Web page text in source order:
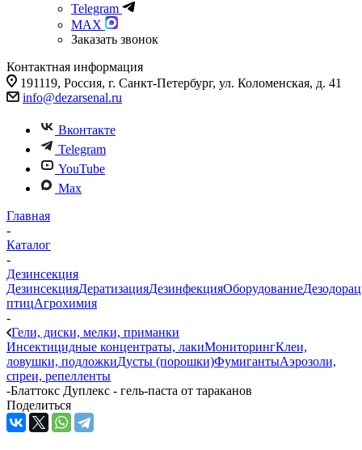
Telegram
MAX
Заказать звонок
Контактная информация
191119, Россия, г. Санкт-Петербург, ул. Коломенская, д. 41
info@dezarsenal.ru
Вконтакте
Telegram
YouTube
Max
Главная
-
Каталог
-
Дезинсекция
ДезинсекцияДератизацияДезинфекцияОборудование
птицАгрохимия
-
Гели, диски, мелки, приманки
Инсектицидные концентраты, лакиМониторингКлеи,
ловушки, подложкиДусты (порошки)ФумигантыАэрозоли,
спреи, репелленты
-Блаттокс Дуплекс - гель-паста от тараканов
Поделиться